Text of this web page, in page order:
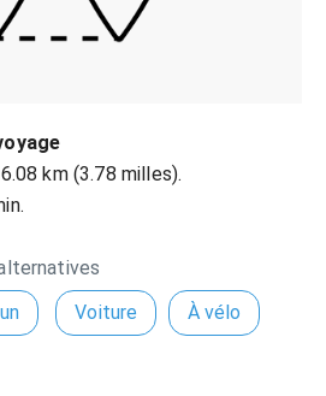
km (3.78 milles).
Voiture À vélo